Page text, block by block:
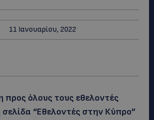
11 Ιανουαρίου, 2022
προς όλους τους εθελοντές
σελίδα “Εθελοντές στην Κύπρο”